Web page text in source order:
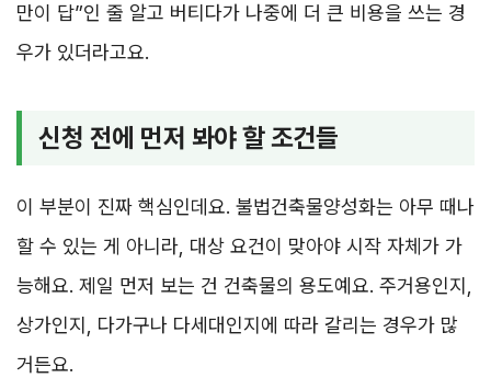
만이 답”인 줄 알고 버티다가 나중에 더 큰 비용을 쓰는 경
우가 있더라고요.
신청 전에 먼저 봐야 할 조건들
이 부분이 진짜 핵심인데요. 불법건축물양성화는 아무 때나
할 수 있는 게 아니라, 대상 요건이 맞아야 시작 자체가 가
능해요. 제일 먼저 보는 건 건축물의 용도예요. 주거용인지,
상가인지, 다가구나 다세대인지에 따라 갈리는 경우가 많
거든요.